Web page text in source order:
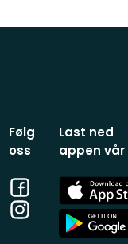
Følg
oss
Facebook
Instagram
Last ned
appen vår
App
Store
App
Store